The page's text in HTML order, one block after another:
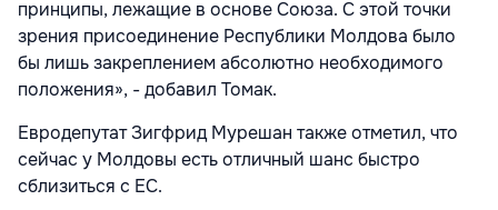
принципы, лежащие в основе Союза. С этой точки
зрения присоединение Республики Молдова было
бы лишь закреплением абсолютно необходимого
положения», - добавил Томак.
Евродепутат Зигфрид Мурешан также отметил, что
сейчас у Молдовы есть отличный шанс быстро
сблизиться с ЕС.